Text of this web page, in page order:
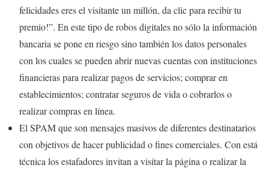
felicidades eres el visitante un millón, da clic para recibir tu
premio!”. En este tipo de robos digitales no sólo la información
bancaria se pone en riesgo sino también los datos personales
con los cuales se pueden abrir nuevas cuentas con instituciones
financieras para realizar pagos de servicios; comprar en
establecimientos; contratar seguros de vida o cobrarlos o
realizar compras en línea.
El SPAM que son mensajes masivos de diferentes destinatarios
con objetivos de hacer publicidad o fines comerciales. Con está
técnica los estafadores invitan a visitar la página o realizar la